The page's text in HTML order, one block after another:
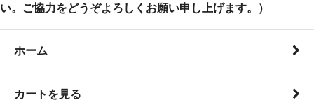
い。ご協力をどうぞよろしくお願い申し上げます。）
ホーム
カートを見る